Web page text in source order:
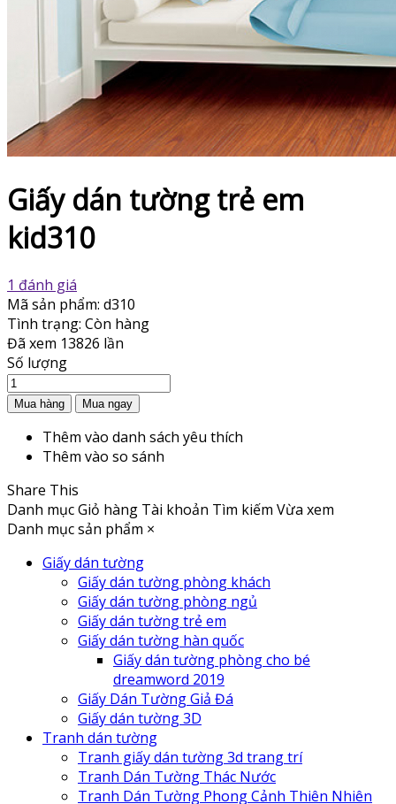
Giấy dán tường trẻ em
kid310
1 đánh giá
Mã sản phẩm: d310
Tình trạng: Còn hàng
Đã xem 13826 lần
Số lượng
Thêm vào danh sách yêu thích
Thêm vào so sánh
Share This
Danh mụcGiỏ hàng Tài khoản Tìm kiếm Vừa xem
Danh mục sản phẩm ×
Giấy dán tường
Giấy dán tường phòng khách
Giấy dán tường phòng ngủ
Giấy dán tường trẻ em
Giấy dán tường hàn quốc
Giấy dán tường phòng cho bé
dreamword 2019
Giấy Dán Tường Giả Đá
Giấy dán tường 3D
Tranh dán tường
Tranh giấy dán tường 3d trang trí
Tranh Dán Tường Thác Nước
Tranh Dán Tường Phong Cảnh Thiên Nhiên